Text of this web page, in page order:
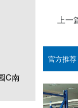
C南
上一
官方推荐